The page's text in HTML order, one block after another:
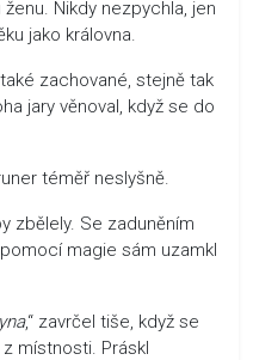
Nikdy nezpychla, jen
jako královna.
zachované, stejně tak
jary věnoval, když se do
téměř neslyšně.
zbělely. Se zaduněním
magie sám uzamkl
,“ zavrčel tiše, když se
místnosti. Práskl